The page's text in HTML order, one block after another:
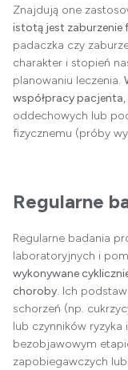
Znajdują one
istotą jest zaburzenie
padaczka czy
charakter i stopień
planowaniu leczenia.
współpracy pacjenta
oddechowych lub
fizycznemu (próby
Regularne
Regularne badania
laboratoryjnych i
wykonywane
choroby. Ich
schorzeń (np.
lub czynników
bezobjawowym
zapobiegawczych